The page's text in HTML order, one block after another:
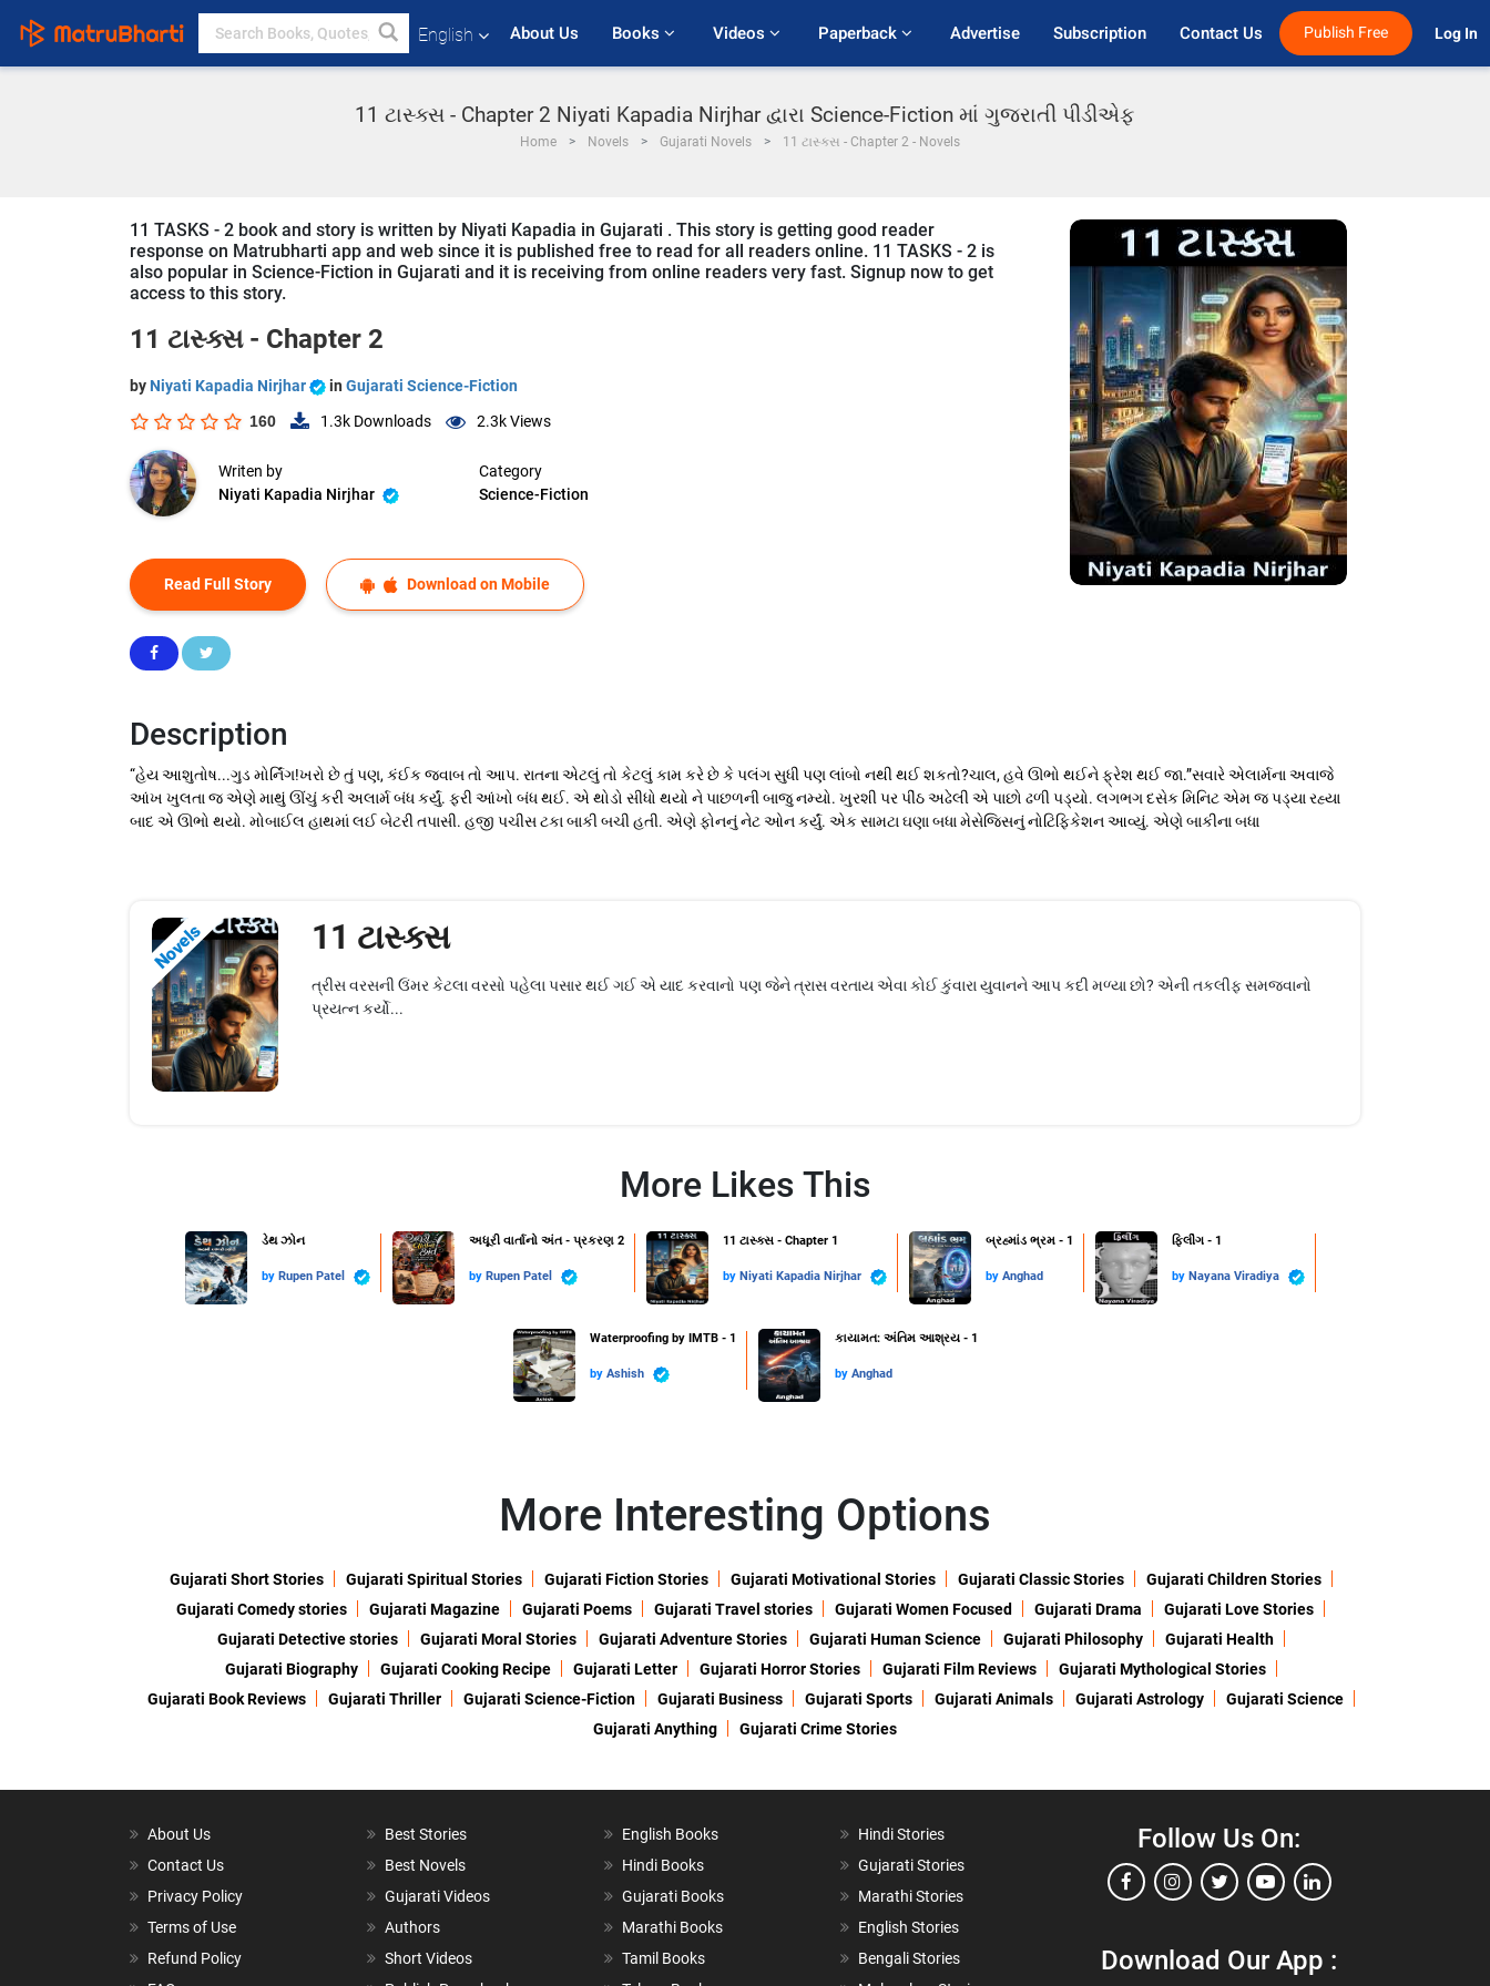
English About Us Books Videos Paperback Advertise Subscription Contact Us Publish Free Log In
11 ટાસ્ક્સ - Chapter 2 Niyati Kapadia Nirjhar દ્વારા Science-Fiction માં ગુજરાતી પીડીએફ
Home Novels Gujarati Novels 11 ટાસ્ક્સ - Chapter 2 - Novels
11 TASKS - 2 book and story is written by Niyati Kapadia in Gujarati . This story is getting good reader
response on Matrubharti app and web since it is published free to read for all readers online. 11 TASKS - 2 is
also popular in Science-Fiction in Gujarati and it is receiving from online readers very fast. Signup now to get
access to this story.
11 ટાસ્ક્સ - Chapter 2
by Niyati Kapadia Nirjhar in Gujarati Science-Fiction
160 1.3k Downloads 2.3kViews
Writen by
Niyati Kapadia Nirjhar
Category
Science-Fiction
Read Full Story Download on Mobile
Description
“હેય આશુતોષ...ગુડ મોર્નિંગ!ખરો છે તું પણ, કંઈક જવાબ તો આપ. રાતના એટલું તો કેટલું કામ કરે છે કે પલંગ સુધી પણ લાંબો નથી થઈ શકતો?ચાલ, હવે ઊભો થઈને ફ્રેશ થઈ જા.”સવારે એલાર્મના અવાજે
આંખ ખુલતા જ એણે માથું ઊંચું કરી અલાર્મ બંધ કર્યું. ફરી આંખો બંધ થઈ. એ થોડો સીધો થયો ને પાછળની બાજુ નમ્યો. ખુરશી પર પીંઠ અઢેલી એ પાછો ઢળી પડ્યો. લગભગ દસેક મિનિટ એમ જ પડ્યા રહ્યા
બાદ એ ઊભો થયો. મોબાઈલ હાથમાં લઈ બેટરી તપાસી. હજી પચીસ ટકા બાકી બચી હતી. એણે ફોનનું નેટ ઓન કર્યું. એક સામટા ઘણા બધા મેસેજિસનું નોટિફિકેશન આવ્યું. એણે બાકીના બધા
Novels 11 ટાસ્ક્સ
ત્રીસ વરસની ઉંમર કેટલા વરસો પહેલા પસાર થઈ ગઈ એ યાદ કરવાનો પણ જેને ત્રાસ વરતાય એવા કોઈ કુંવારા યુવાનને આપ કદી મળ્યા છો? એની તકલીફ સમજવાનો
પ્રયત્ન કર્યો...
More Likes This
ડેથ ઝોન
by Rupen Patel
અધૂરી વાર્તાનો અંત - પ્રકરણ 2
by Rupen Patel
11 ટાસ્ક્સ - Chapter 1
by Niyati Kapadia Nirjhar
બ્રહ્માંડ ભ્રમ - 1
by Anghad
ફિલીંગ - 1
by Nayana Viradiya
Waterproofing by IMTB - 1
by Ashish
કાયામત: અંતિમ આશ્રય - 1
by Anghad
More Interesting Options
Gujarati Short Stories Gujarati Spiritual Stories Gujarati Fiction Stories Gujarati Motivational Stories Gujarati Classic Stories
Gujarati Children Stories
Gujarati Comedy stories
Gujarati Magazine Gujarati Poems Gujarati Travel stories Gujarati Women Focused Gujarati Drama
Gujarati Love Stories
Gujarati Detective stories
Gujarati Moral Stories Gujarati Adventure Stories Gujarati Human Science Gujarati Philosophy
Gujarati Health
Gujarati Biography
Gujarati Cooking Recipe Gujarati Letter Gujarati Horror Stories Gujarati Film Reviews
Gujarati Mythological Stories
Gujarati Book Reviews
Gujarati Thriller Gujarati Science-Fiction Gujarati Business Gujarati Sports Gujarati Animals Gujarati Astrology
Gujarati Science
Gujarati Anything
Gujarati Crime Stories
About Us
Contact Us
Privacy Policy
Terms of Use
Refund Policy
Best Stories
Best Novels
Gujarati Videos
Authors
Short Videos
English Books
Hindi Books
Gujarati Books
Marathi Books
Tamil Books
Hindi Stories
Gujarati Stories
Marathi Stories
English Stories
Bengali Stories
Follow Us On:
Download Our App :